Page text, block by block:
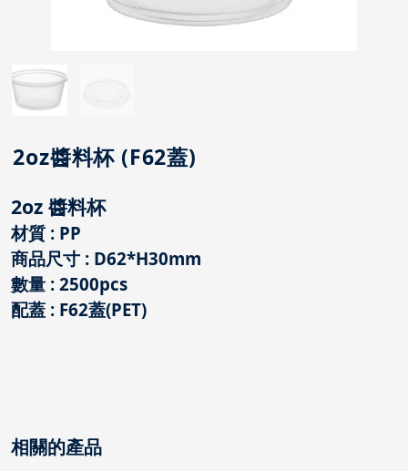
2oz醬料杯 (F62蓋)
2oz 醬料杯
材質 : PP
商品尺寸 : D62*H30mm
數量 : 2500pcs
配蓋 : F62蓋(PET)
相關的產品